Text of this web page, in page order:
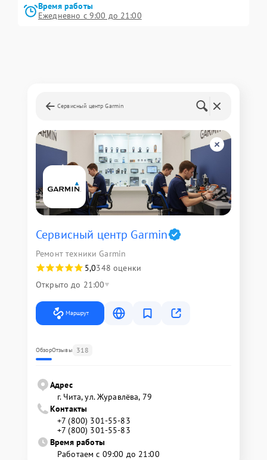
Время работы
Ежедневно с 9:00 до 21:00
Сервисный центр Garmin
Сервисный центр Garmin
Ремонт техники Garmin
5,0348 оценки
Открыто до 21:00
Маршрут
ОбзорОтзывы 318
Адрес
г. Чита, ул. Журавлёва, 79
Контакты
+7 (800) 301-55-83
+7 (800) 301-55-83
Время работы
Работаем с 09:00 до 21:00